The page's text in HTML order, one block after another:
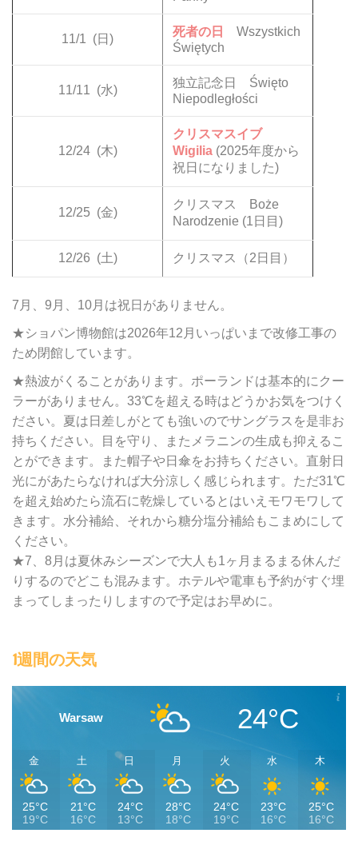
11/1 (日)
死者の日
Wszystkich
Świętych
11/11 (水)
独立記念日 Święto
Niepodległości
12/24 (木)
クリスマスイブ
Wigilia (2025年度から
祝日になりました)
12/25 (金)
クリスマス Boże
Narodzenie (1日目)
12/26 (土) クリスマス（2日目）
7月、9月、10月は祝日がありません。
★ショパン博物館は2026年12月いっぱいまで改修工事の
ため閉館しています。
★熱波がくることがあります。ポーランドは基本的にクー
ラーがありません。33℃を超える時はどうかお気をつけく
ださい。夏は日差しがとても強いのでサングラスを是非お
持ちください。目を守り、またメラニンの生成も抑えるこ
とができます。また帽子や日傘をお持ちください。直射日
光にがあたらなければ大分涼しく感じられます。ただ31℃
を超え始めたら流石に乾燥しているとはいえモワモワして
きます。水分補給、それから糖分塩分補給もこまめにして
ください。
★7、8月は夏休みシーズンで大人も1ヶ月まるまる休んだ
りするのでどこも混みます。ホテルや電車も予約がすぐ埋
まってしまったりしますので予定はお早めに。
1週間の天気
Warsaw 24°C
金
25°C
19°C
土
21°C
16°C
日
24°C
13°C
月
28°C
18°C
火
24°C
19°C
水
23°C
16°C
木
25°C
16°C